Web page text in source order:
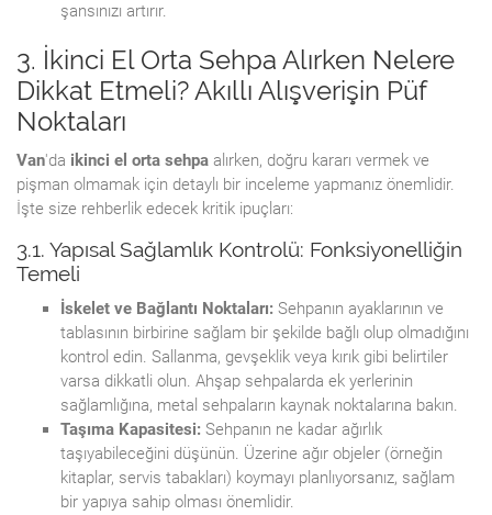
şansınızı artırır.
3. İkinci El Orta Sehpa Alırken Nelere
Dikkat Etmeli? Akıllı Alışverişin Püf
Noktaları
Van'da ikinci el orta sehpa alırken, doğru kararı vermek ve
pişman olmamak için detaylı bir inceleme yapmanız önemlidir.
İşte size rehberlik edecek kritik ipuçları:
3.1. Yapısal Sağlamlık Kontrolü: Fonksiyonelliğin
Temeli
İskelet ve Bağlantı Noktaları: Sehpanın ayaklarının ve
tablasının birbirine sağlam bir şekilde bağlı olup olmadığını
kontrol edin. Sallanma, gevşeklik veya kırık gibi belirtiler
varsa dikkatli olun. Ahşap sehpalarda ek yerlerinin
sağlamlığına, metal sehpaların kaynak noktalarına bakın.
Taşıma Kapasitesi: Sehpanın ne kadar ağırlık
taşıyabileceğini düşünün. Üzerine ağır objeler (örneğin
kitaplar, servis tabakları) koymayı planlıyorsanız, sağlam
bir yapıya sahip olması önemlidir.